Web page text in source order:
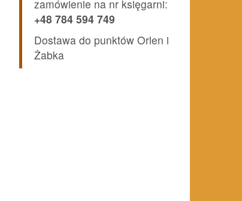
zamówienie na nr księgarni:
+48 784 594 749
Dostawa do punktów Orlen i
Żabka